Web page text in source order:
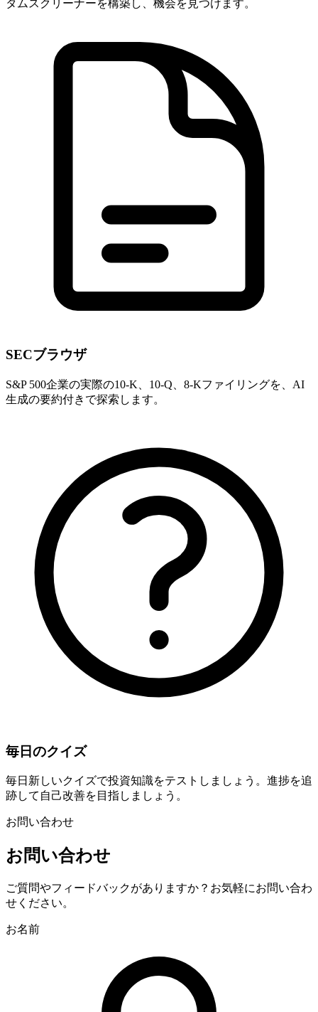
タムスクリーナーを構築し、機会を見つけます。
SECブラウザ
S&P 500企業の実際の10-K、10-Q、8-Kファイリングを、AI
生成の要約付きで探索します。
毎日のクイズ
毎日新しいクイズで投資知識をテストしましょう。進捗を追
跡して自己改善を目指しましょう。
お問い合わせ
お問い合わせ
ご質問やフィードバックがありますか？お気軽にお問い合わ
せください。
お名前